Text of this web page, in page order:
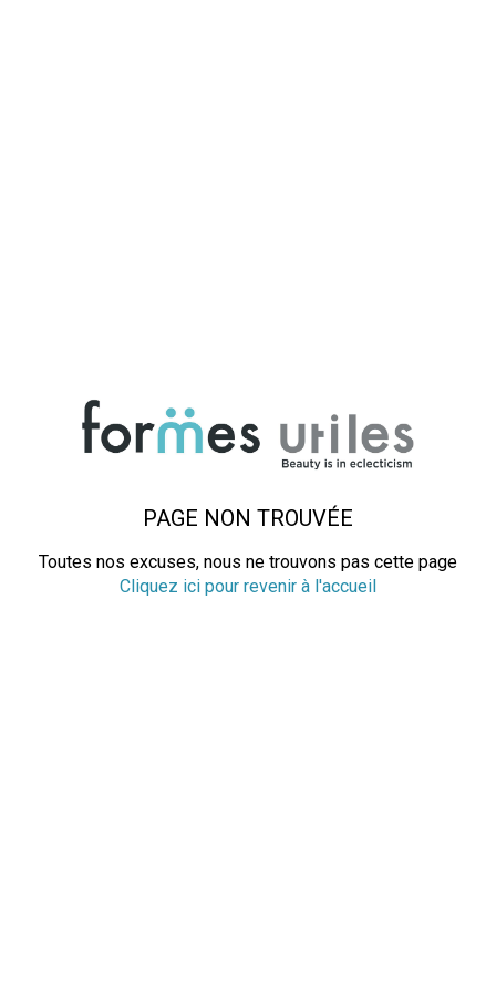
PAGE NON TROUVÉE
Toutes nos excuses, nous ne trouvons pas cette page
Cliquez ici pour revenir à l'accueil